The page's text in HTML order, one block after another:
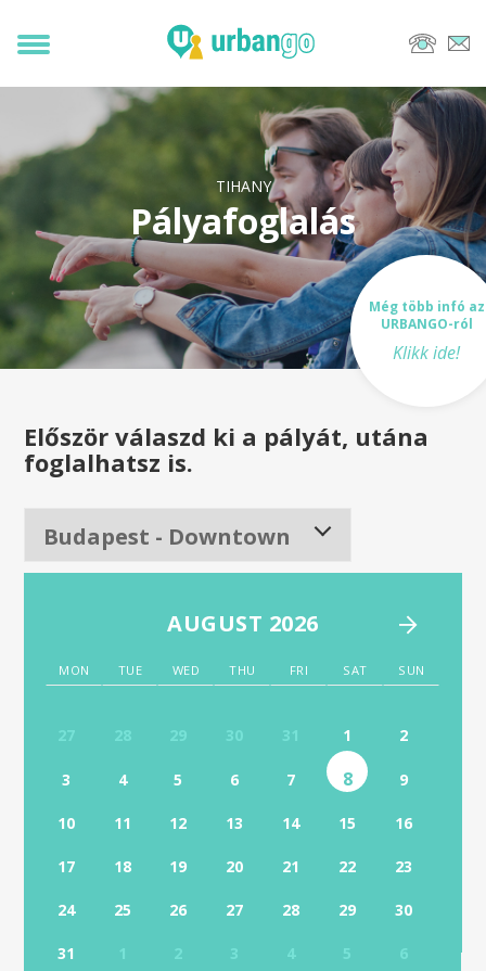
TIHANY
Pályafoglalás
Még több infó az
URBANGO-ról
Klikk ide!
Először válaszd ki a pályát, utána
foglalhatsz is.
AUGUST 2026
MON TUE WED THU FRI SAT SUN
27 28 29 30 31 1 2
3 4 5 6 7 8 9
10 11 12 13 14 15 16
17 18 19 20 21 22 23
24 25 26 27 28 29 30
31 1 2 3 4 5 6